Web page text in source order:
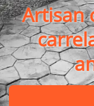
Artisan